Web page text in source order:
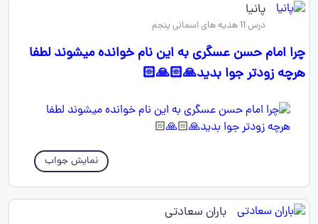
پانیا
درس 11 هدیه های اسمانی پنجم
چرا امام حسن عسگری به این نام خوانده میشوند لطفا
هرچه زودتر جوا بدید🙏🏻🙏🏻
نمایش جواب
باران سعادتی